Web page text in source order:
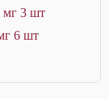
мг 3 шт
6 шт